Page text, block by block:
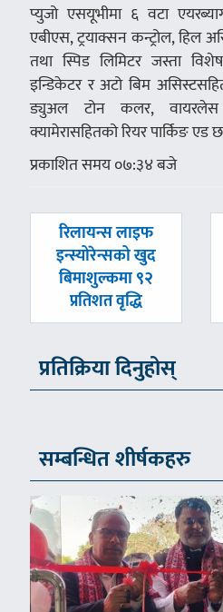
प्युजो एसयूभीमा ६ वटा
एबीएस, ट्रयाक्सन कन्ट्रोल, हिल
तथा स्पिड लिमिटर जस्ता
इन्डिकेटर र अटो बिम
ड्युअल टोन कलर, वायरलेस
क्यामेरासहितको रियर पार्किङ एड
प्रकाशित समय ०७:३४ बजे
पछिल्लाे
-
रिलायन्स लाइफ
इन्स्योरेन्सको खुद
बिमाशुल्कमा ९२
प्रतिशत वृद्धि
प्रतिक्रिया दिनुहोस्
सम्बन्धित शीर्षकहरु